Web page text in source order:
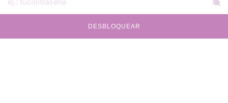
DESBLOQUEAR